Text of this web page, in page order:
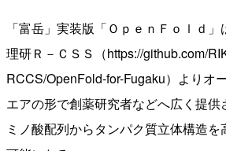
「富岳」実装版「ＯｐｅｎＦｏｌｄ」
理研Ｒ－ＣＳＳ（https://github.com/
RCCS/OpenFold-for-Fugaku）よりオ
エアの形で創薬研究者などへ広く提
ミノ酸配列からタンパク質立体構造